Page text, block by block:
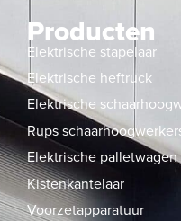
Producten
Elektrische stapelaar
Elektrische heftruck
Elektrische
Rups
Elektrische palletwagen
Kistenkantelaar
Voorzetapparatuur